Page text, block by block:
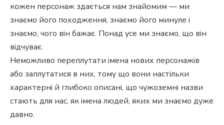
кожен персонаж здається нам знайомим — ми
знаємо його походження, знаємо його минуле і
знаємо, чого він бажає. Понад усе ми знаємо, що він
відчуває.
Неможливо переплутати імена нових персонажів
або заплутатися в них, тому що вони настільки
характерні й глибоко описані, що чужоземні назви
стають для нас, як імена людей, яких ми знаємо дуже
давно.